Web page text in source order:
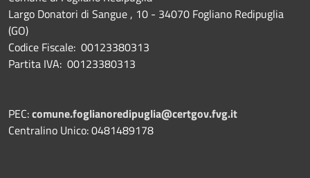
Largo Donatori di Sangue , 10 - 34070 Fogliano Redipuglia
(GO)
Codice Fiscale: 00123380313
Partita IVA: 00123380313
PEC:comune.foglianoredipuglia@certgov.fvg.it
Centralino Unico: 0481489178